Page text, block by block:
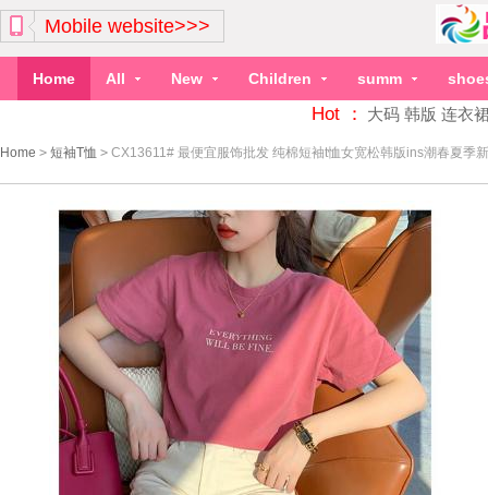
Mobile website>>>
Home All New Children summ
Hot ： 大码 韩版 连衣
Home > 短袖T恤 > CX13611# 最便宜服饰批发 纯棉短袖t恤女宽松韩版ins潮春夏季